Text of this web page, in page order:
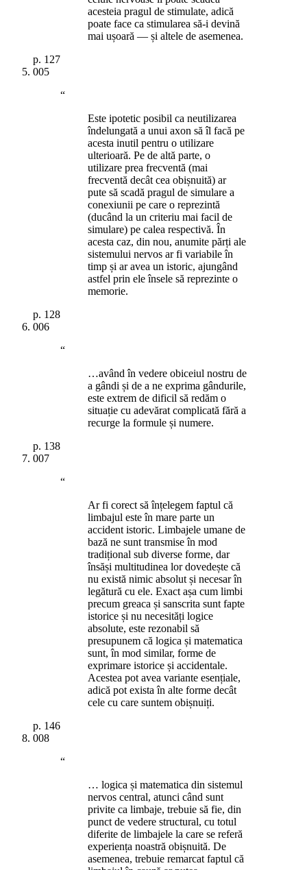
acesteia pragul de stimulate, adică
poate face ca stimularea să-i devină
mai ușoară — și altele de asemenea.
p. 127
005
“
Este ipotetic posibil ca neutilizarea
îndelungată a unui axon să îl facă pe
acesta inutil pentru o utilizare
ulterioară. Pe de altă parte, o
utilizare prea frecventă (mai
frecventă decât cea obișnuită) ar
pute să scadă pragul de simulare a
conexiunii pe care o reprezintă
(ducând la un criteriu mai facil de
simulare) pe calea respectivă. În
acesta caz, din nou, anumite părți ale
sistemului nervos ar fi variabile în
timp și ar avea un istoric, ajungând
astfel prin ele însele să reprezinte o
memorie.
p. 128
006
“
…având în vedere obiceiul nostru de
a gândi și de a ne exprima gândurile,
este extrem de dificil să redăm o
situație cu adevărat complicată fără a
recurge la formule și numere.
p. 138
007
“
Ar fi corect să înțelegem faptul că
limbajul este în mare parte un
accident istoric. Limbajele umane de
bază ne sunt transmise în mod
tradițional sub diverse forme, dar
însăși multitudinea lor dovedește că
nu există nimic absolut și necesar în
legătură cu ele. Exact așa cum limbi
precum greaca și sanscrita sunt fapte
istorice și nu necesități logice
absolute, este rezonabil să
presupunem că logica și matematica
sunt, în mod similar, forme de
exprimare istorice și accidentale.
Acestea pot avea variante esențiale,
adică pot exista în alte forme decât
cele cu care suntem obișnuiți.
p. 146
008
“
… logica și matematica din sistemul
nervos central, atunci când sunt
privite ca limbaje, trebuie să fie, din
punct de vedere structural, cu totul
diferite de limbajele la care se referă
experiența noastră obișnuită. De
asemenea, trebuie remarcat faptul că